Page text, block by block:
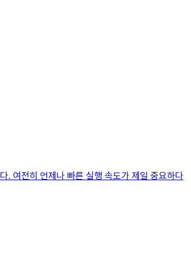
. 여전히 언제나 빠른 실행 속도가 제일 중요하다